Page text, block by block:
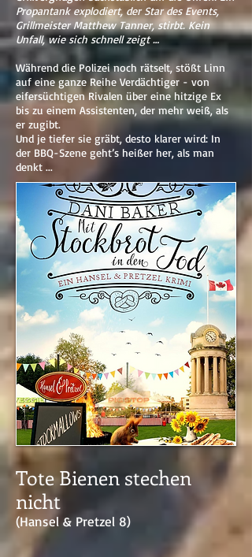
Propantank explodiert, der Star des Events,
Grillmeister Matthew Tanner, stirbt. Kein
Unfall, wie sich schnell zeigt…
Während die Polizei noch rätselt, stößt Linn
auf eine ganze Reihe Verdächtiger - von
eifersüchtigen Rivalen über eine hitzige Ex
bis zu einem Assistenten, der mehr weiß, als
er zugibt.
Und je tiefer sie gräbt, desto klarer wird: In
der BBQ-Szene geht’s heißer her, als man
denkt ...
Tote Bienen stechen
nicht
(Hansel & Pretzel 8)